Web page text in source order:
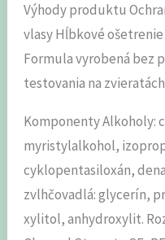
Výhody produktu
vlasy Hĺbkové
Formula vyrobená bez
testovania na zvieratách
Komponenty Alkoholy:
myristylalkohol,
cyklopentasiloxán,
zvlhčovadlá: glycerín,
xylitol, anhydroxylit.